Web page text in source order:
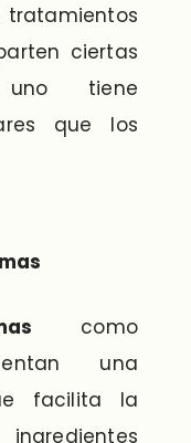
tratamientos
ciertas
uno tiene
que los
como
una
facilita la